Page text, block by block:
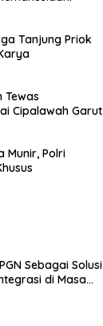
Tanjung Priok
Tewas
Cipalawah Garut
Munir, Polri
Sebagai Solusi
di Masa